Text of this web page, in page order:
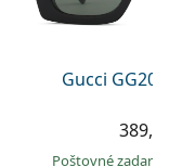
Gucci
Poštovné